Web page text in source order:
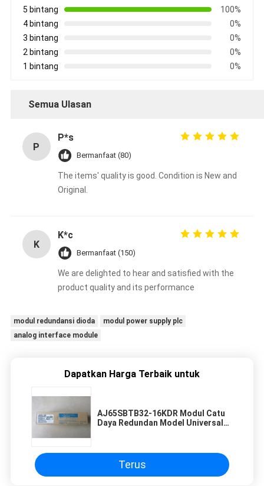
5 bintang
100%
4 bintang
0%
3 bintang
0%
2 bintang
0%
1 bintang
0%
Semua Ulasan
P
P*s
Bermanfaat (80)
The items' quality is good. Condition is New and
Original.
K
K*c
Bermanfaat (150)
We are delighted to hear and satisfied with the
product quality and its performance
modul redundansi dioda
modul power supply plc
analog interface module
Dapatkan Harga Terbaik untuk
AJ65SBTB32-16KDR Modul Catu
Daya Redundan Model Universal
Terus